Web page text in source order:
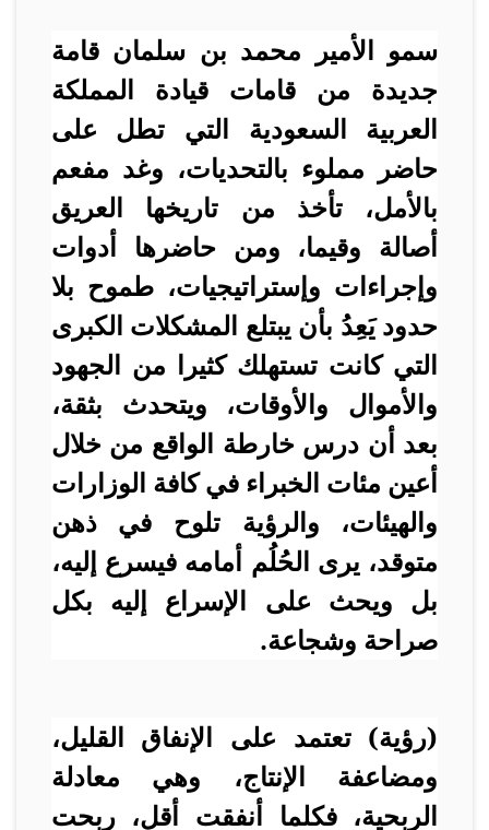
سمو الأمير محمد بن سلمان قامة
جديدة من قامات قيادة المملكة
العربية السعودية التي تطل على
حاضر مملوء بالتحديات، وغد مفعم
بالأمل، تأخذ من تاريخها العريق
أصالة وقيما، ومن حاضرها أدوات
وإجراءات وإستراتيجيات، طموح بلا
حدود يَعِدُ بأن يبتلع المشكلات الكبرى
التي كانت تستهلك كثيرا من الجهود
والأموال والأوقات، ويتحدث بثقة،
بعد أن درس خارطة الواقع من خلال
أعين مئات الخبراء في كافة الوزارات
والهيئات، والرؤية تلوح في ذهن
متوقد، يرى الحُلُم أمامه فيسرع إليه،
بل ويحث على الإسراع إليه بكل
صراحة وشجاعة.
(رؤية) تعتمد على الإنفاق القليل،
ومضاعفة الإنتاج، وهي معادلة
الربحية، فكلما أنفقت أقل، ربحت